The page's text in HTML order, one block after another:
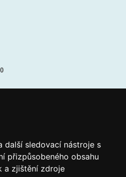
další sledovací nástroje s
přizpůsobeného obsahu
a zjištění zdroje